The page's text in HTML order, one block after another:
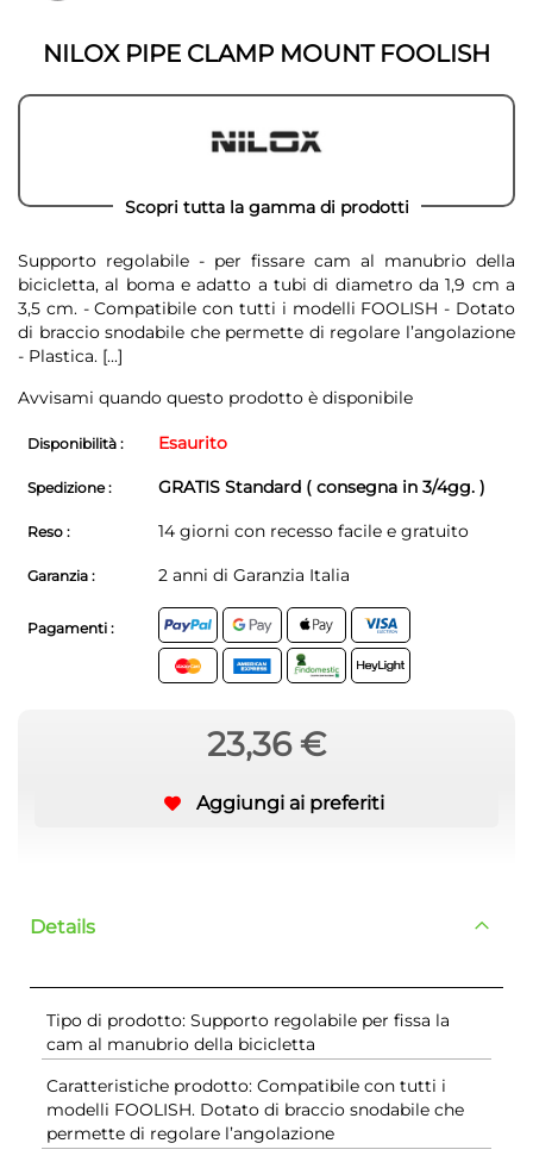
immagini
NILOX PIPE CLAMP MOUNT FOOLISH
Scopri tutta la gamma di prodotti
Supporto regolabile - per fissare cam al manubrio della
bicicletta, al boma e adatto a tubi di diametro da 1,9 cm a
3,5 cm. - Compatibile con tutti i modelli FOOLISH - Dotato
di braccio snodabile che permette di regolare l’angolazione
- Plastica. [...]
Avvisami quando questo prodotto è disponibile
Disponibilità : Esaurito
Spedizione : GRATIS Standard ( consegna in 3/4gg. )
Reso : 14 giorni con recesso facile e gratuito
Garanzia : 2 anni di Garanzia Italia
Pagamenti :
23,36 €
Aggiungi ai preferiti
Details
Tipo di prodotto: Supporto regolabile per fissa la
cam al manubrio della bicicletta
Caratteristiche prodotto: Compatibile con tutti i
modelli FOOLISH. Dotato di braccio snodabile che
permette di regolare l’angolazione